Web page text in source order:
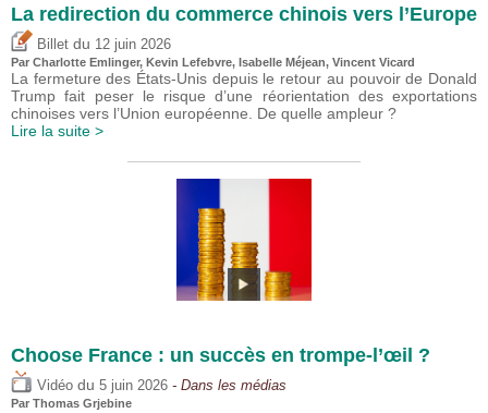
La redirection du commerce chinois vers l’Europe
Billet du 12 juin 2026
Par Charlotte Emlinger, Kevin Lefebvre, Isabelle Méjean, Vincent Vicard
La fermeture des États-Unis depuis le retour au pouvoir de Donald
Trump fait peser le risque d’une réorientation des exportations
chinoises vers l’Union européenne. De quelle ampleur ?
Lire la suite >
Choose France : un succès en trompe-l’œil ?
Vidéo du 5 juin 2026 - Dans les médias
Par Thomas Grjebine